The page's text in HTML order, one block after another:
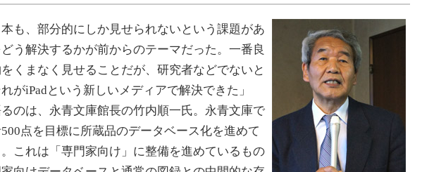
も、部分的にしか見せられないという課題があ
う解決するかが前からのテーマだった。一番良
くまなく見せることだが、研究者などでないと
がiPadという新しいメディアで解決できた」
のは、永青文庫館長の竹内順一氏。永青文庫で
点を目標に所蔵品のデータベース化を進めて
これは「専門家向け」に整備を進めているもの